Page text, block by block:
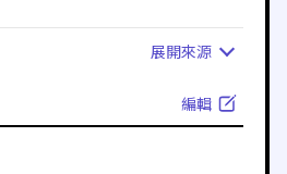
展開來源
編輯